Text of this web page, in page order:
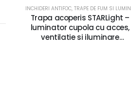
INCHIDERI ANTIFOC, TRAPE DE FUM SI LUMINATOARE
Trapa acoperis STARLight –
luminator cupola cu acces,
ventilatie si iluminare